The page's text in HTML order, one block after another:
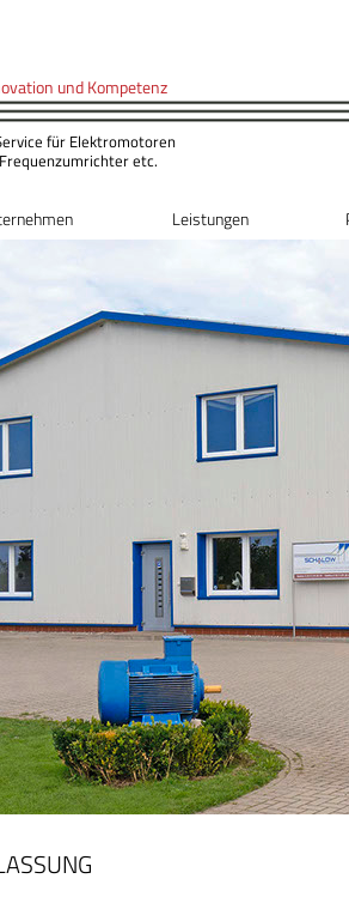
und Kompetenz
für Elektromotoren
etc.
Leistungen